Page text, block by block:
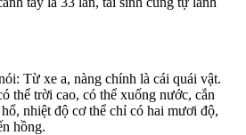
Từ xe a, nàng chính là cái quái vật.
thể trời cao, có thể xuống nước, cắn
nhiệt độ cơ thể chỉ có hai mươi độ,
hồng.